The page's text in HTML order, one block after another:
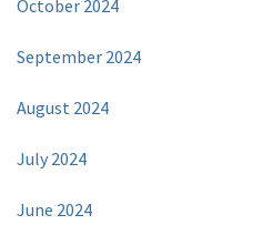
October 2024
September 2024
August 2024
July 2024
June 2024